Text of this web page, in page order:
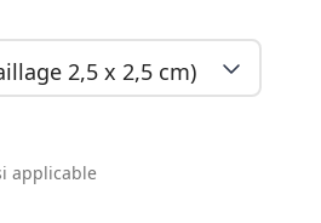
2,5 x 2,5 cm)
applicable